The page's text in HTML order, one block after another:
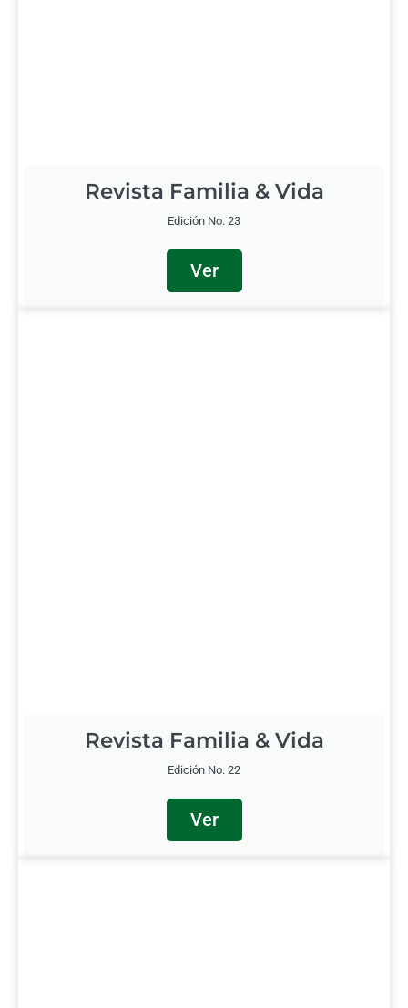
Revista Familia & Vida
Edición No. 23
Ver
Revista Familia & Vida
Edición No. 22
Ver